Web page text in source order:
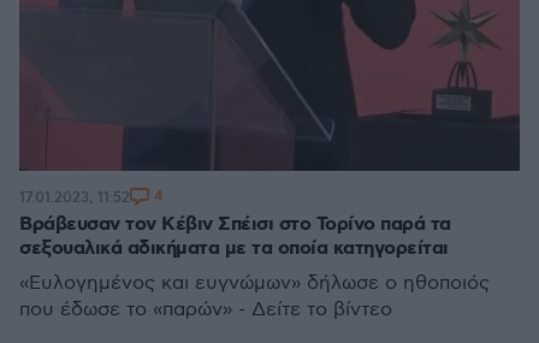
Βράβευσαν τον Κέβιν Σπέισι στο Τορίνο παρά τα
σεξουαλικά αδικήματα με τα οποία κατηγορείται
«Ευλογημένος και ευγνώμων» δήλωσε ο ηθοποιός
που έδωσε το «παρών» - Δείτε το βίντεο
17.01.2023, 11:52 4